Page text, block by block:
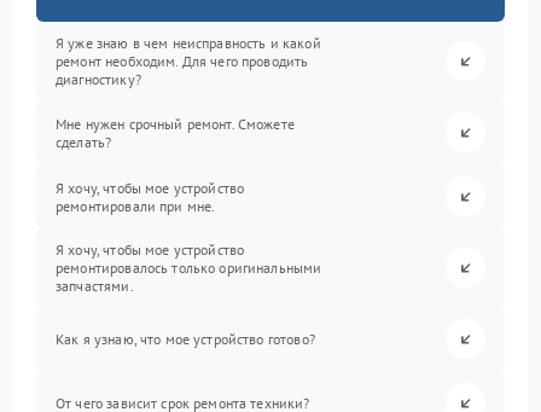
Я уже знаю в чем неисправность и какой
ремонт необходим. Для чего проводить
диагностику?
Мне нужен срочный ремонт. Сможете
сделать?
Я хочу, чтобы мое устройство
ремонтировали при мне.
Я хочу, чтобы мое устройство
ремонтировалось только оригинальными
запчастями.
Как я узнаю, что мое устройство готово?
От чего зависит срок ремонта техники?